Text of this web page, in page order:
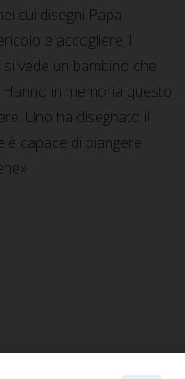
cui disegni Papa
e accogliere il
vede un bambino che
in memoria questo
Uno ha disegnato il
è capace di piangere
.